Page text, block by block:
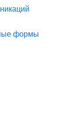
формы